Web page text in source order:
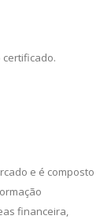
certificado.
e é composto
financeira,